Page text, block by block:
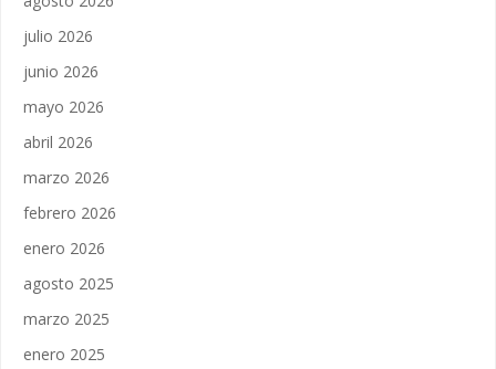
julio 2026
junio 2026
mayo 2026
abril 2026
marzo 2026
febrero 2026
enero 2026
agosto 2025
marzo 2025
enero 2025